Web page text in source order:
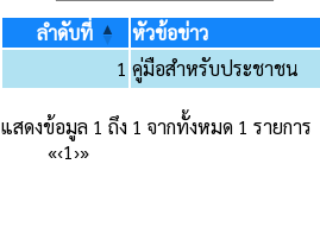
ลำดับที่
หัวข้อข่าว
1 คู่มือสำหรับประชาชน
แสดงข้อมูล 1 ถึง 1 จากทั้งหมด 1 รายการ
«‹1›»